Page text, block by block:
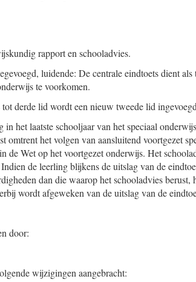
rapport en schooladvies.
luidende: De centrale eindtoets dient als
te voorkomen.
derde lid wordt een nieuw tweede lid
in het laatste schooljaar van het speciaal
omtrent het volgen van aansluitend voortgezet
de Wet op het voortgezet onderwijs. Het
de leerling blijkens de uitslag van de
dan die waarop het schooladvies berust,
wordt afgeweken van de uitslag van de
door:
wijzigingen aangebracht: